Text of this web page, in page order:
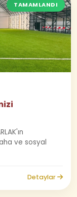
TAMAMLANDI
ve sosyal
Detaylar